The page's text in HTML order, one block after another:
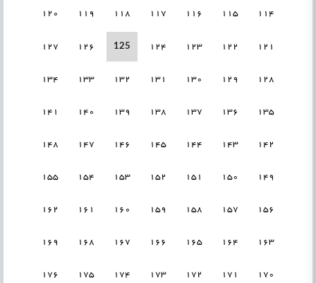
114
115
116
117
118
119
120
121
122
123
124
125
126
127
128
129
130
131
132
133
134
135
136
137
138
139
140
141
142
143
144
145
146
147
148
149
150
151
152
153
154
155
156
157
158
159
160
161
162
163
164
165
166
167
168
169
170
171
172
173
174
175
176